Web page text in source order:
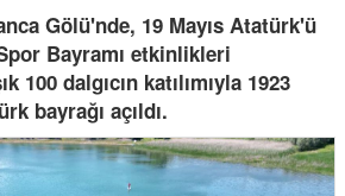
Gölü'nde, 19 Mayıs Atatürk'ü
Bayramı etkinlikleri
100 dalgıcın katılımıyla 1923
bayrağı açıldı.